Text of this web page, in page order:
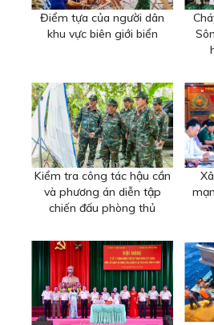
Điểm tựa của người dân
khu vực biên giới biển
Kiểm tra công tác hậu cần
và phương án diễn tập
chiến đấu phòng thủ